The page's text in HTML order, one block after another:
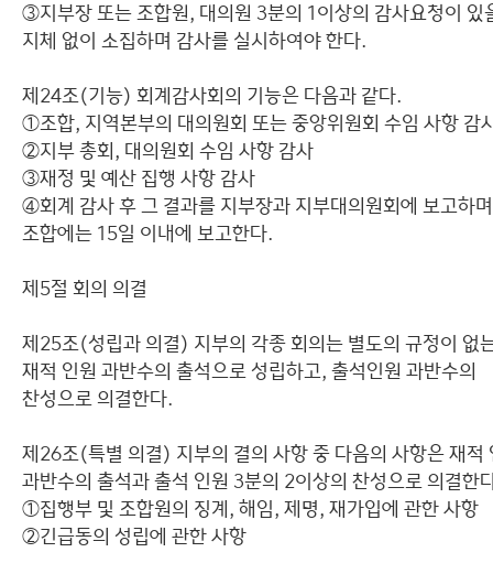
③지부장 또는 조합원, 대의원 3분의 1이상의 감사요청이 있
지체 없이 소집하며 감사를 실시하여야 한다.
제24조(기능) 회계감사회의 기능은 다음과 같다.
①조합, 지역본부의 대의원회 또는 중앙위원회 수임 사항 감
②지부 총회, 대의원회 수임 사항 감사
③재정 및 예산 집행 사항 감사
④회계 감사 후 그 결과를 지부장과 지부대의원회에 보고하
조합에는 15일 이내에 보고한다.
제5절 회의 의결
제25조(성립과 의결) 지부의 각종 회의는 별도의 규정이 없
재적 인원 과반수의 출석으로 성립하고, 출석인원 과반수의
찬성으로 의결한다.
제26조(특별 의결) 지부의 결의 사항 중 다음의 사항은 재적
과반수의 출석과 출석 인원 3분의 2이상의 찬성으로 의결한
①집행부 및 조합원의 징계, 해임, 제명, 재가입에 관한 사항
②긴급동의 성립에 관한 사항